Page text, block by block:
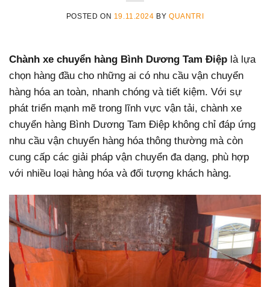
POSTED ON 19.11.2024 BYQUANTRI
Chành xe chuyển hàng Bình Dương Tam Điệp là lựa
chọn hàng đầu cho những ai có nhu cầu vận chuyển
hàng hóa an toàn, nhanh chóng và tiết kiệm. Với sự
phát triển mạnh mẽ trong lĩnh vực vận tải, chành xe
chuyển hàng Bình Dương Tam Điệp không chỉ đáp ứng
nhu cầu vận chuyển hàng hóa thông thường mà còn
cung cấp các giải pháp vận chuyển đa dạng, phù hợp
với nhiều loại hàng hóa và đối tượng khách hàng.